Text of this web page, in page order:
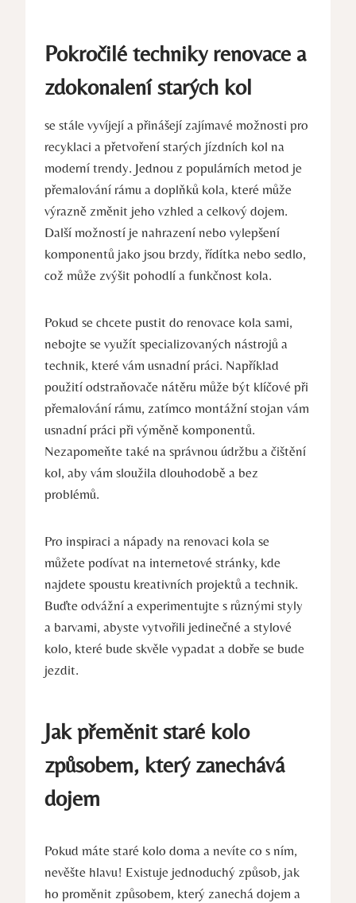
Pokročilé techniky renovace a
zdokonalení starých kol
se stále vyvíjejí a přinášejí zajímavé možnosti pro
recyklaci a přetvoření starých jízdních kol na
moderní trendy. Jednou z populárních metod je
přemalování rámu a doplňků kola, které může
výrazně změnit jeho vzhled a celkový dojem.
Další možností je nahrazení nebo vylepšení
komponentů jako jsou brzdy, řídítka nebo sedlo,
což může zvýšit pohodlí a funkčnost kola.
Pokud se chcete pustit do renovace kola sami,
nebojte se využít specializovaných nástrojů a
technik, které vám usnadní práci. Například
použití odstraňovače nátěru může být klíčové při
přemalování rámu, zatímco montážní stojan vám
usnadní práci při výměně komponentů.
Nezapomeňte také na správnou údržbu a čištění
kol, aby vám sloužila dlouhodobě a bez
problémů.
Pro inspiraci a nápady na renovaci kola se
můžete podívat na internetové stránky, kde
najdete spoustu kreativních projektů a technik.
Buďte odvážní a experimentujte s různými styly
a barvami, abyste vytvořili jedinečné a stylové
kolo, které bude skvěle vypadat a dobře se bude
jezdit.
Jak přeměnit staré kolo
způsobem, který zanechává
dojem
Pokud máte staré kolo doma a nevíte co s ním,
nevěšte hlavu! Existuje jednoduchý způsob, jak
ho proměnit způsobem, který zanechá dojem a